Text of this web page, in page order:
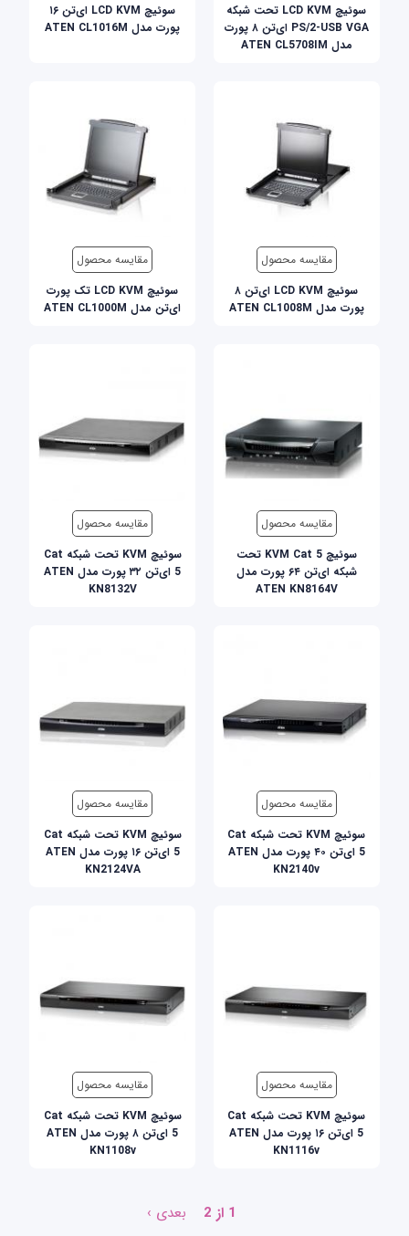
سوئيچ LCD KVM تحت شبکه
PS/2-USB VGA ای‌تن ۸ پورت
مدل ATEN CL5708IM
سوئيچ LCD KVM ای‌تن ۱۶
پورت مدل ATEN CL1016M
مقایسه محصول
سوئيچ LCD KVM ای‌تن ۸
پورت مدل ATEN CL1008M
مقایسه محصول
سوئيچ LCD KVM تک پورت
ای‌تن مدل ATEN CL1000M
مقایسه محصول
سوئیچ KVM Cat 5 تحت
شبکه ای‌تن ۶۴ پورت مدل
ATEN KN8164V
مقایسه محصول
سوئیچ KVM تحت شبکه Cat
5 ای‌تن ۳۲ پورت مدل ATEN
KN8132V
مقایسه محصول
سوئیچ KVM تحت شبکه Cat
5 ای‌تن ۴۰ پورت مدل ATEN
KN2140v
مقایسه محصول
سوئیچ KVM تحت شبکه Cat
5 ای‌تن ۱۶ پورت مدل ATEN
KN2124VA
مقایسه محصول
سوئیچ KVM تحت شبکه Cat
5 ای‌تن ۱۶ پورت مدل ATEN
KN1116v
مقایسه محصول
سوئیچ KVM تحت شبکه Cat
5 ای‌تن ۸ پورت مدل ATEN
KN1108v
1 از 2 بعدی ›